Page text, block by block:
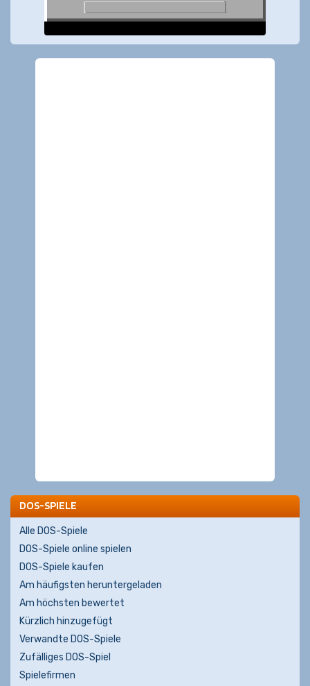
DOS-SPIELE
Alle DOS-Spiele
DOS-Spiele online spielen
DOS-Spiele kaufen
Am häufigsten heruntergeladen
Am höchsten bewertet
Kürzlich hinzugefügt
Verwandte DOS-Spiele
Zufälliges DOS-Spiel
Spielefirmen